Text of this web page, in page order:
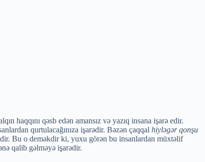
haqqını qəsb edən amansız və yazıq insana işarə edir.
qurtulacağınıza işarədir. Bəzən çaqqal hiyləgər qonşu
Bu o deməkdir ki, yuxu görən bu insanlardan müxtəlif
qalib gəlməyə işarədir.